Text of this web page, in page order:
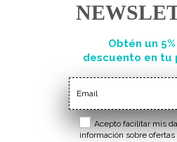
Obtén un
descuento en tu
Acepto facilitar mis
información sobre